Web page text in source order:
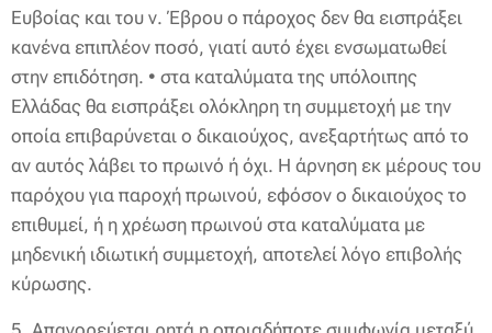
Ευβοίας και του ν. Έβρου ο πάροχος δεν θα εισπράξει
κανένα επιπλέον ποσό, γιατί αυτό έχει ενσωματωθεί
στην επιδότηση. • στα καταλύματα της υπόλοιπης
Ελλάδας θα εισπράξει ολόκληρη τη συμμετοχή με την
οποία επιβαρύνεται ο δικαιούχος, ανεξαρτήτως από το
αν αυτός λάβει το πρωινό ή όχι. Η άρνηση εκ μέρους του
παρόχου για παροχή πρωινού, εφόσον ο δικαιούχος το
επιθυμεί, ή η χρέωση πρωινού στα καταλύματα με
μηδενική ιδιωτική συμμετοχή, αποτελεί λόγο επιβολής
κύρωσης.